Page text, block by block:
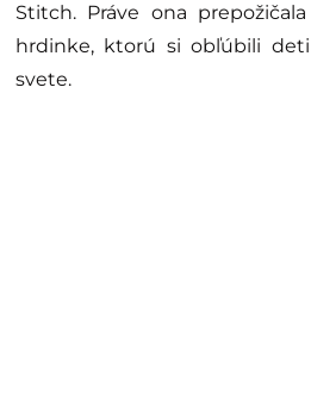
Stitch. Práve ona
hrdinke, ktorú si obľúbili
svete.